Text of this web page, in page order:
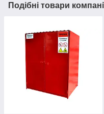
Подібні товари